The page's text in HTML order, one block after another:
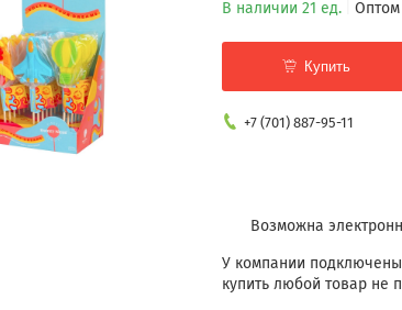
В наличии 21 ед. Оптом
Купить
+7 (701) 887-95-11
У компании
купить любой товар не